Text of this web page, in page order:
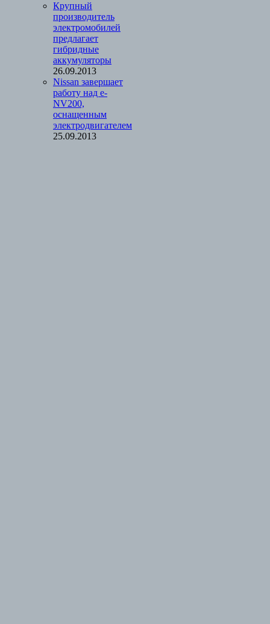
Крупный
производитель
электромобилей
предлагает
гибридные
аккумуляторы
26.09.2013
Nissan завершает
работу над e-
NV200,
оснащенным
электродвигателем
25.09.2013